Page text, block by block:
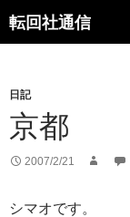
ン
ツ
へ
ス
キ
プ
転回社通信
索
日記
京都
2007/2/21
シマオです。